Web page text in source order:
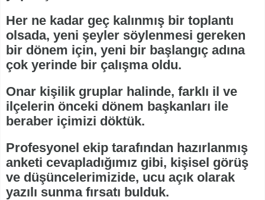
Her ne kadar geç kalınmış bir toplantı
olsada, yeni şeyler söylenmesi gereken
bir dönem için, yeni bir başlangıç adına
çok yerinde bir çalışma oldu.
Onar kişilik gruplar halinde, farklı il ve
ilçelerin önceki dönem başkanları ile
beraber içimizi döktük.
Profesyonel ekip tarafından hazırlanmış
anketi cevapladığımız gibi, kişisel görüş
ve düşüncelerimizide, ucu açık olarak
yazılı sunma fırsatı bulduk.